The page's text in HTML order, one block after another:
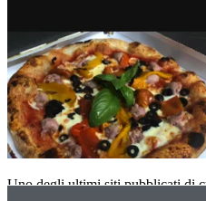
Uno degli ultimi siti pubblicati di